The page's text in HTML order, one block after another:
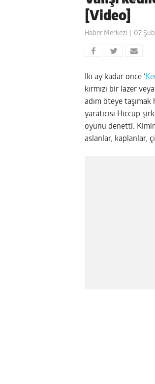
[Video]
Haber Merkezi 07
İki ay kadar önce ‘
kırmızı bir lazer
adım öteye
yaratıcısı Hiccup
oyunu denetti.
aslanlar, kaplanlar,